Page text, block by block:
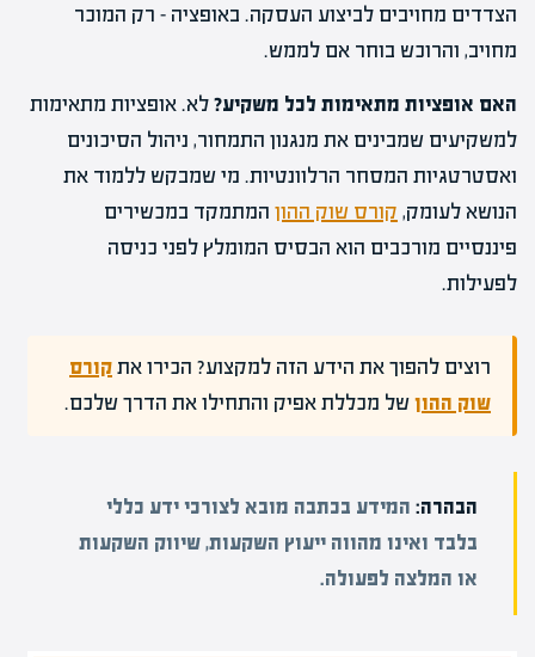
הצדדים מחויבים לביצוע העסקה. באופציה – רק המוכר
מחויב, והרוכש בוחר אם לממש.
האם אופציות מתאימות לכל משקיע?לא. אופציות מתאימות
למשקיעים שמבינים את מנגנון התמחור, ניהול הסיכונים
ואסטרטגיות המסחר הרלוונטיות. מי שמבקש ללמוד את
הנושא לעומק, קורס שוק ההון המתמקד במכשירים
פיננסיים מורכבים הוא הבסיס המומלץ לפני כניסה
לפעילות.
רוצים להפוך את הידע הזה למקצוע? הכירו אתקורס
שוק ההוןשל מכללת אפיק והתחילו את הדרך שלכם.
הבהרה: המידע בכתבה מובא לצורכי ידע כללי
בלבד ואינו מהווה ייעוץ השקעות, שיווק השקעות
או המלצה לפעולה.